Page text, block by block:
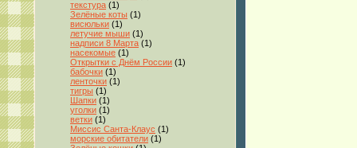
текстура (1)
Зелёные коты (1)
висюльки (1)
летучие мыши (1)
надписи 8 Марта (1)
насекомые (1)
Открытки с Днём России (1)
бабочки (1)
ленточки (1)
тигры (1)
Шапки (1)
уголки (1)
ветки (1)
Миссис Санта-Клаус (1)
морские обитатели (1)